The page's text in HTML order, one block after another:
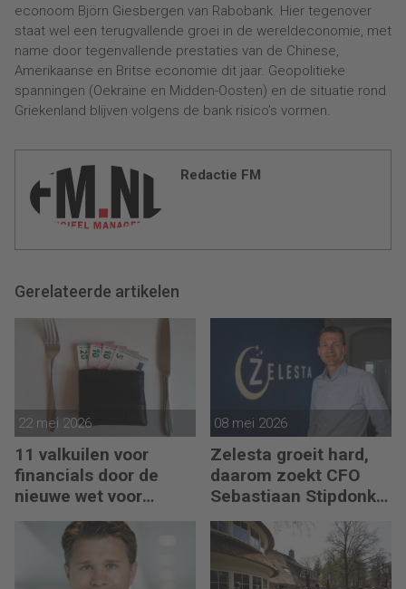
econoom Björn Giesbergen van Rabobank. Hier tegenover
staat wel een terugvallende groei in de wereldeconomie, met
name door tegenvallende prestaties van de Chinese,
Amerikaanse en Britse economie dit jaar. Geopolitieke
spanningen (Oekraïne en Midden-Oosten) en de situatie rond
Griekenland blijven volgens de bank risico’s vormen.
Redactie FM
Gerelateerde artikelen
22 mei 2026
11 valkuilen voor
financials door de
nieuwe wet voor
loontransparantie
08 mei 2026
Zelesta groeit hard,
daarom zoekt CFO
Sebastiaan Stipdonk
een Controller